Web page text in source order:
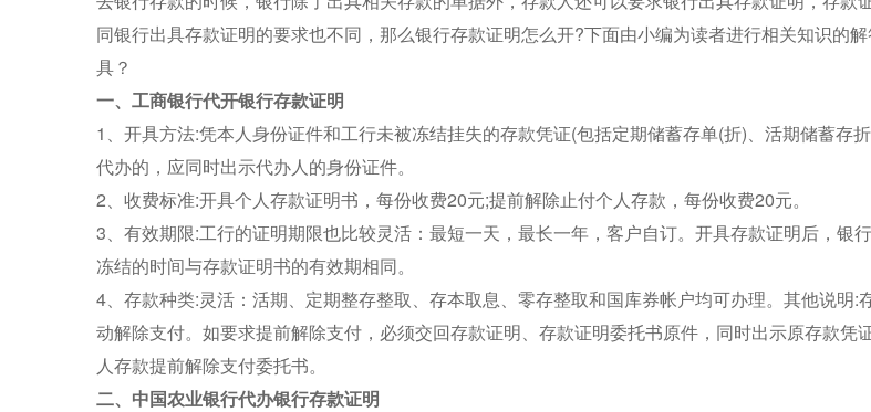
同银行出具存款证明的要求也不同，那么银行存款证明怎么开?下面由小编为读者进行相关知识的
具？
一、工商银行代开银行存款证明
1、开具方法:凭本人身份证件和工行未被冻结挂失的存款凭证(包括定期储蓄存单(折)、活期储蓄存
代办的，应同时出示代办人的身份证件。
2、收费标准:开具个人存款证明书，每份收费20元;提前解除止付个人存款，每份收费20元。
3、有效期限:工行的证明期限也比较灵活：最短一天，最长一年，客户自订。开具存款证明后，银
冻结的时间与存款证明书的有效期相同。
4、存款种类:灵活：活期、定期整存整取、存本取息、零存整取和国库券帐户均可办理。其他说明:
动解除支付。如要求提前解除支付，必须交回存款证明、存款证明委托书原件，同时出示原存款凭
人存款提前解除支付委托书。
二、中国农业银行代办银行存款证明